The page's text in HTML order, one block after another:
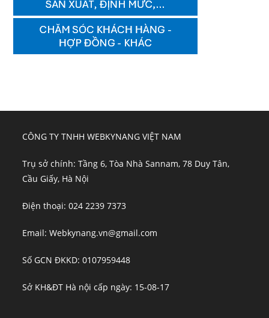
CÔNG TY TNHH WEBKYNANG VIỆT NAM
Trụ sở chính: Tầng 6, Tòa Nhà Sannam, 78 Duy Tân,
Cầu Giấy, Hà Nội
Điện thoại: 024 2239 7373
Email: Webkynang.vn@gmail.com
Số GCN ĐKKD: 0107959448
Sở KH&ĐT Hà nội cấp ngày: 15-08-17